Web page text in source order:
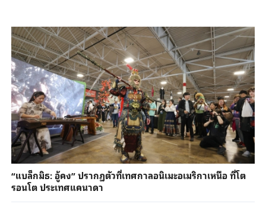
“แบล็กมิธ: อู้คง” ปรากฏตัวที่เทศกาลอนิเมะอเมริกาเหนือ ที่โต
รอนโต ประเทศแคนาดา